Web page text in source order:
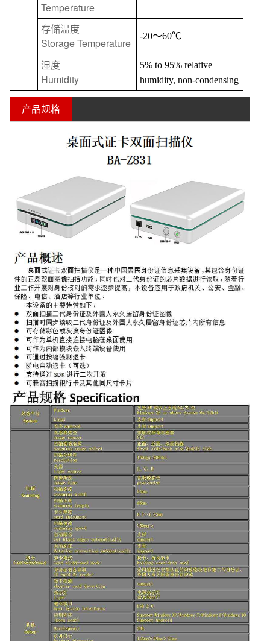
Temperature
存储温度
Storage Temperature
-20～60℃
湿度
Humidity
5% to 95% relative
humidity, non-condensing
产品规格